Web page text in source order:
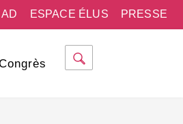
PRESSE
ESPACE ÉLUS